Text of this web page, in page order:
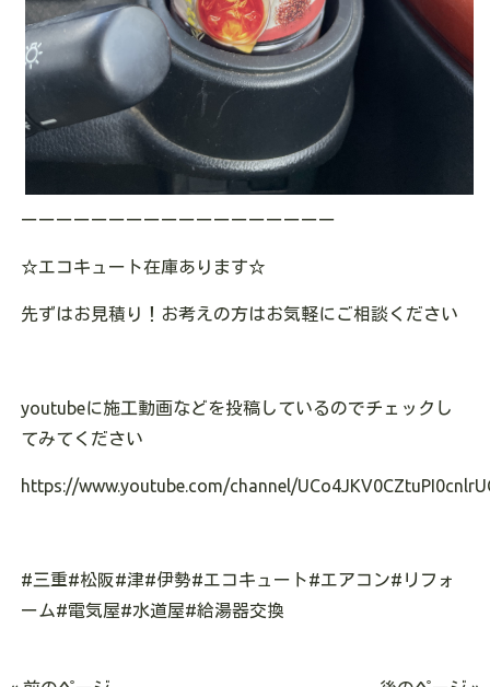
ーーーーーーーーーーーーーーーーーー
☆エコキュート在庫あります☆
先ずはお見積り！お考えの方はお気軽にご相談ください
youtubeに施工動画などを投稿しているのでチェックし
てみてください
https://www.youtube.com/channel/
#三重#松阪#津#伊勢#エコキュート#エアコン#リフォ
ーム#電気屋#水道屋#給湯器交換